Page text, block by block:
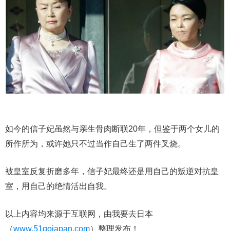
如今的信子妃虽然与亲生骨肉断联20年，但鉴于两个女儿的
所作所为，或许她只不过当作自己生了两件叉烧。
被皇室反复折磨多年，信子妃最终还是用自己的叛逆对抗皇
室，用自己的绝情活出自我。
以上内容均来源于互联网，由我要去日本
（www.51gojapan.com）整理发布！